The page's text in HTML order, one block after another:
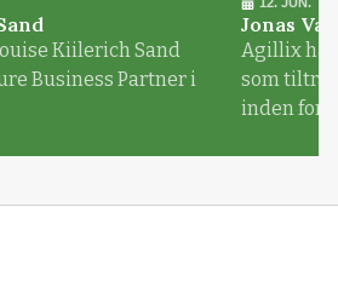
Kiilerich Sand
Business Partner i
Jonas
Agillix har
som
inden for